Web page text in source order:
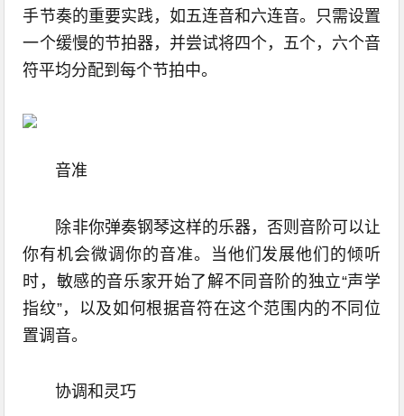
手节奏的重要实践，如五连音和六连音。只需设置
一个缓慢的节拍器，并尝试将四个，五个，六个音
符平均分配到每个节拍中。
音准
除非你弹奏钢琴这样的乐器，否则音阶可以让
你有机会微调你的音准。当他们发展他们的倾听
时，敏感的音乐家开始了解不同音阶的独立“声学
指纹”，以及如何根据音符在这个范围内的不同位
置调音。
协调和灵巧